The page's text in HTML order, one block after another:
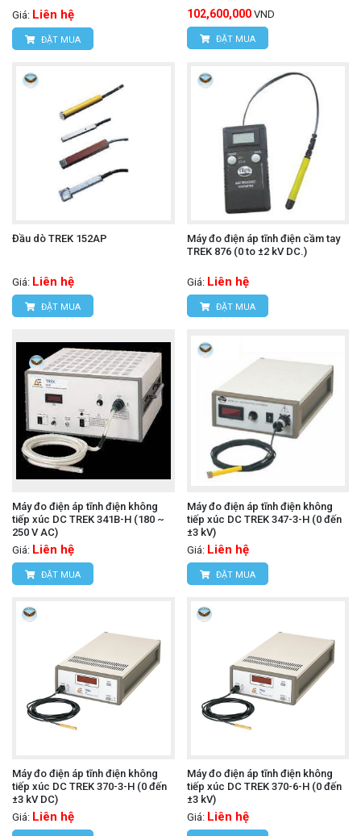
Giá: Liên hệ
ĐẶT MUA
102,600,000 VND
ĐẶT MUA
Đầu dò TREK 152AP
Giá: Liên hệ
ĐẶT MUA
Máy đo điện áp tĩnh điện cầm tay
TREK 876 (0 to ±2 kV DC.)
Giá: Liên hệ
ĐẶT MUA
Máy đo điện áp tĩnh điện không
tiếp xúc DC TREK 341B-H (180 ~
250 V AC)
Giá: Liên hệ
ĐẶT MUA
Máy đo điện áp tĩnh điện không
tiếp xúc DC TREK 347-3-H (0 đến
±3 kV)
Giá: Liên hệ
ĐẶT MUA
Máy đo điện áp tĩnh điện không
tiếp xúc DC TREK 370-3-H (0 đến
±3 kV DC)
Giá: Liên hệ
Máy đo điện áp tĩnh điện không
tiếp xúc DC TREK 370-6-H (0 đến
±3 kV)
Giá: Liên hệ